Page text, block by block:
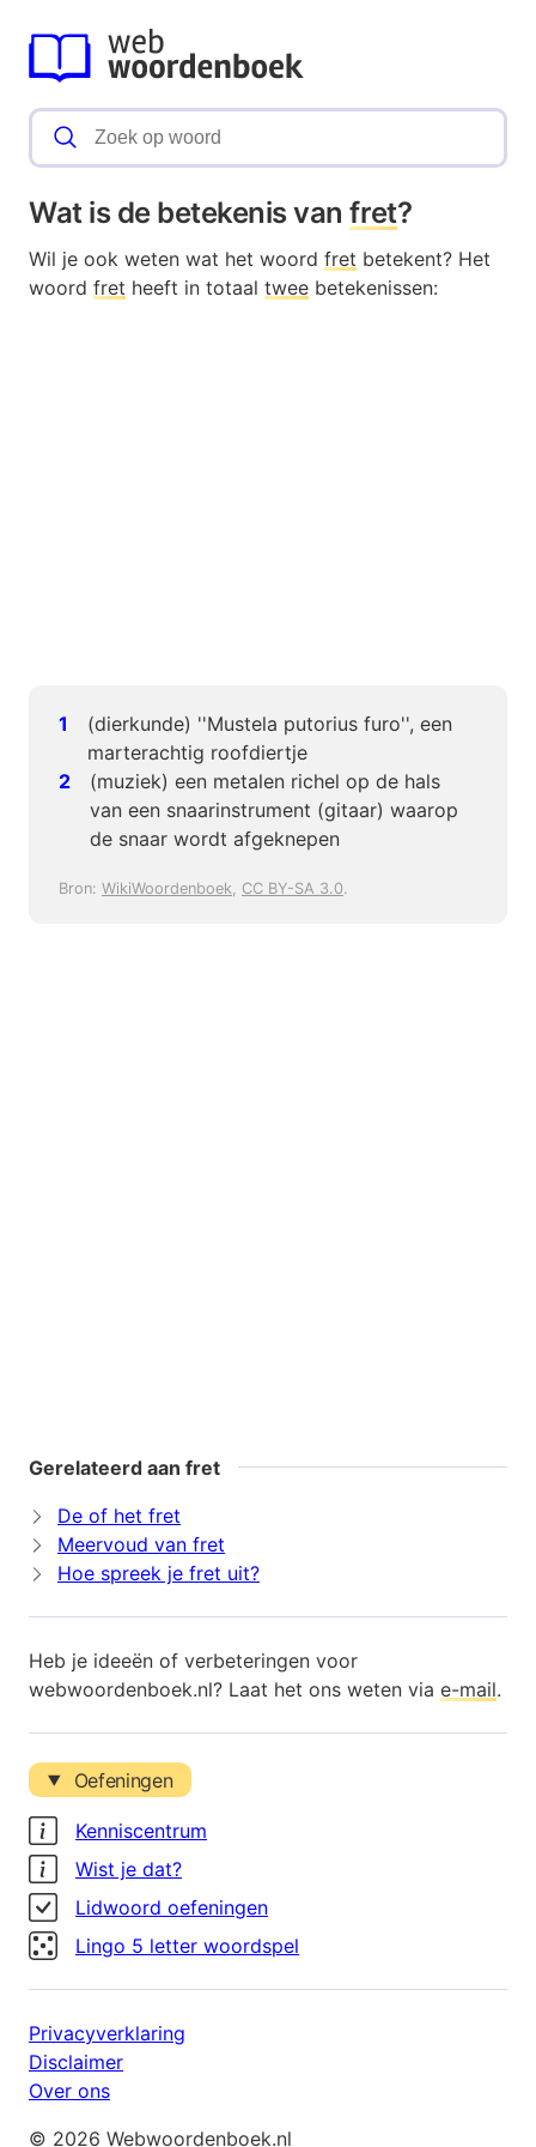
Wat is de betekenis vanfret?
Wil je ook weten wat het woord fret betekent? Het
woord fret heeft in totaal twee betekenissen:
(dierkunde) ''Mustela putorius furo'', een
marterachtig roofdiertje
(muziek) een metalen richel op de hals
van een snaarinstrument (gitaar) waarop
de snaar wordt afgeknepen
Bron: WikiWoordenboek, CC BY-SA 3.0.
Gerelateerd aan fret
De of het fret
Meervoud van fret
Hoe spreek je fret uit?
Heb je ideeën of verbeteringen voor
webwoordenboek.nl? Laat het ons weten via e-mail.
Oefeningen
Kenniscentrum
Wist je dat?
Lidwoord oefeningen
Lingo 5 letter woordspel
Privacyverklaring
Disclaimer
Over ons
© 2026 Webwoordenboek.nl